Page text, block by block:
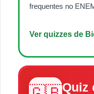
frequentes no
Ver quizzes de
Quiz